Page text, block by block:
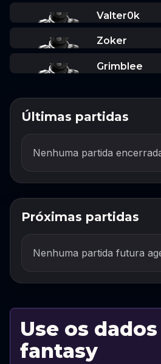
Valter0k
Zoker
Grimblee
Últimas partidas
Nenhuma partida
Próximas partidas
Nenhuma partida futura
Use os
fantasy